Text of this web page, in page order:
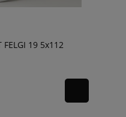
FELGI 19 5x112